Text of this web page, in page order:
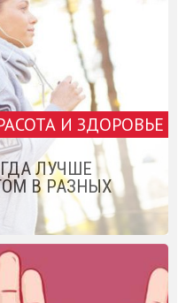
И ЗДОРОВЬЕ
ЛУЧШЕ
В РАЗНЫХ